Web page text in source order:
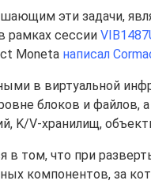
эти задачи,
рамках сессии
Moneta написал
в виртуальной
блоков и файлов,
K/V-хранилищ,
в том, что при
компонентов, за